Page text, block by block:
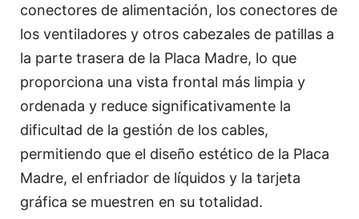
conectores de alimentación, los conectores de
los ventiladores y otros cabezales de patillas a
la parte trasera de la Placa Madre, lo que
proporciona una vista frontal más limpia y
ordenada y reduce significativamente la
dificultad de la gestión de los cables,
permitiendo que el diseño estético de la Placa
Madre, el enfriador de líquidos y la tarjeta
gráfica se muestren en su totalidad.